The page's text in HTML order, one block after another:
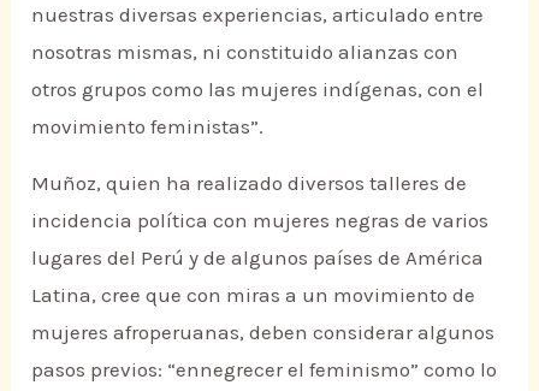
nuestras diversas experiencias, articulado entre
nosotras mismas, ni constituido alianzas con
otros grupos como las mujeres indígenas, con el
movimiento feministas”.
Muñoz, quien ha realizado diversos talleres de
incidencia política con mujeres negras de varios
lugares del Perú y de algunos países de América
Latina, cree que con miras a un movimiento de
mujeres afroperuanas, deben considerar algunos
pasos previos: “ennegrecer el feminismo” como lo